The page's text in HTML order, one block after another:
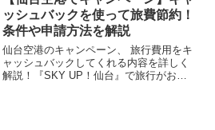
秋田、山形、新潟へ行ってみませんか？
ッシュバックを使って旅費節約！
条件や申請方法を解説
仙台空港のキャンペーン、 旅行費用をキ
ャッシュバックしてくれる内容を詳しく
解説！『SKY UP！仙台』で旅行がお得